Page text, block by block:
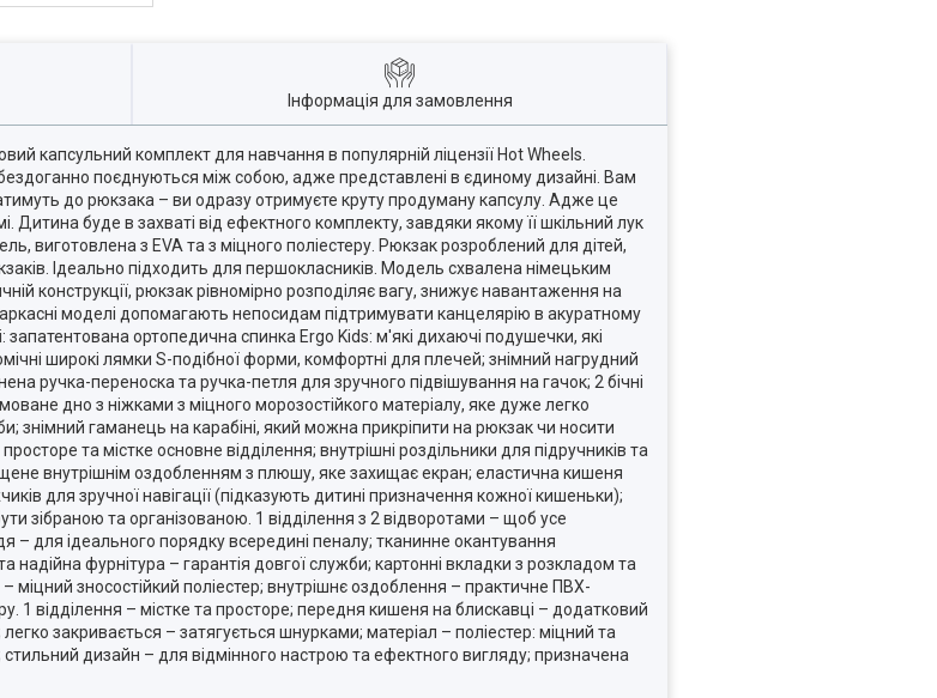
Інформація для замовлення
капсульний комплект для навчання в популярній ліцензії Hot Wheels.
бездоганно поєднуються між собою, адже представлені в єдиному дизайні. Вам
до рюкзака – ви одразу отримуєте круту продуману капсулу. Адже це
буде в захваті від ефектного комплекту, завдяки якому її шкільний лук
з EVA та з міцного поліестеру. Рюкзак розроблений для дітей,
Ідеально підходить для першокласників. Модель схвалена німецьким
конструкції, рюкзак рівномірно розподіляє вагу, знижує навантаження на
моделі допомагають непосидам підтримувати канцелярію в акуратному
ортопедична спинка Ergo Kids: м'які дихаючі подушечки, які
широкі лямки S-подібної форми, комфортні для плечей; знімний нагрудний
ручка-переноска та ручка-петля для зручного підвішування на гачок; 2 бічні
дно з ніжками з міцного морозостійкого матеріалу, яке дуже легко
знімний гаманець на карабіні, який можна прикріпити на рюкзак чи носити
та містке основне відділення; внутрішні роздільники для підручників та
внутрішнім оздобленням з плюшу, яке захищає екран; еластична кишеня
для зручної навігації (підказують дитині призначення кожної кишеньки);
зібраною та організованою. 1 відділення з 2 відворотами – щоб усе
– для ідеального порядку всередині пеналу; тканинне окантування
надійна фурнітура – гарантія довгої служби; картонні вкладки з розкладом та
зносостійкий поліестер; внутрішнє оздоблення – практичне ПВХ-
1 відділення – містке та просторе; передня кишеня на блискавці – додатковий
закривається – затягується шнурками; матеріал – поліестер: міцний та
дизайн – для відмінного настрою та ефектного вигляду; призначена